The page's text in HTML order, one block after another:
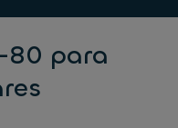
80 para